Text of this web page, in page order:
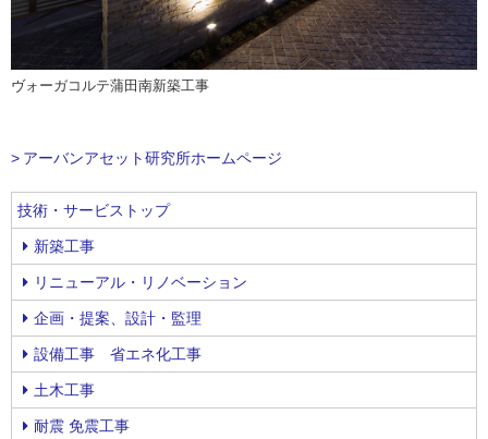
ヴォーガコルテ蒲田南新築工事
アーバンアセット研究所ホームページ
技術・サービストップ
新築工事
リニューアル・リノベーション
企画・提案、設計・監理
設備工事 省エネ化工事
土木工事
耐震 免震工事